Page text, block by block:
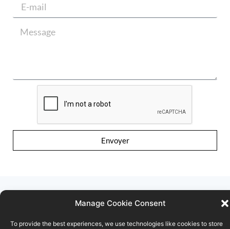
Manage Cookie Consent
To provide the best experiences, we use technologies like cookies to store
Envoyer
Conditions d’utilisation Déclaration de confidentialité